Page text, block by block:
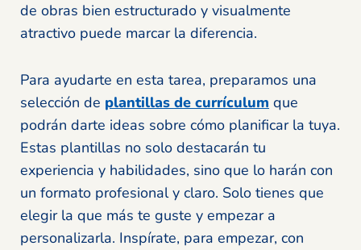
de obras bien estructurado y visualmente
atractivo puede marcar la diferencia.
Para ayudarte en esta tarea, preparamos una
selección de plantillas de currículum que
podrán darte ideas sobre cómo planificar la tuya.
Estas plantillas no solo destacarán tu
experiencia y habilidades, sino que lo harán con
un formato profesional y claro. Solo tienes que
elegir la que más te guste y empezar a
personalizarla. Inspírate, para empezar, con